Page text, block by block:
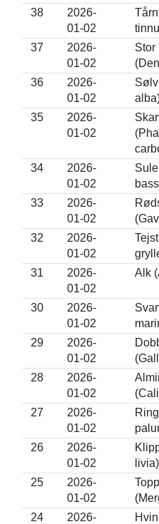
38
2026-
01-02
37
2026-
01-02
36
2026-
01-02
35
2026-
01-02
34
2026-
01-02
33
2026-
01-02
32
2026-
01-02
31
2026-
01-02
Alk
30
2026-
01-02
29
2026-
01-02
28
2026-
01-02
27
2026-
01-02
26
2026-
01-02
livia)
25
2026-
01-02
24
2026-